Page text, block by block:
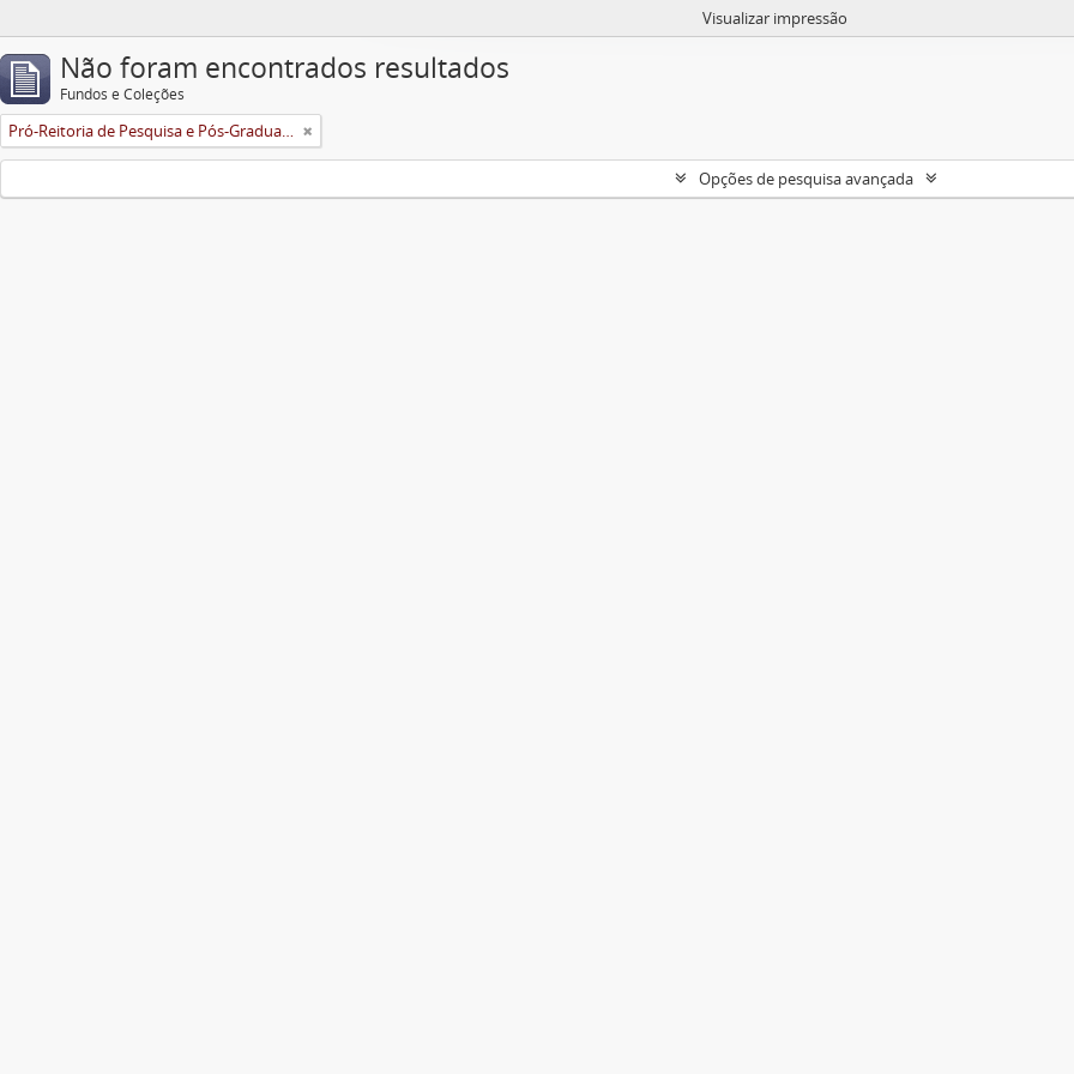
Visualizar impressão
Não foram encontrados resultados
Fundos e Coleções
Pró-Reitoria de Pesquisa e Pós-Graduação
Opções de pesquisa avançada